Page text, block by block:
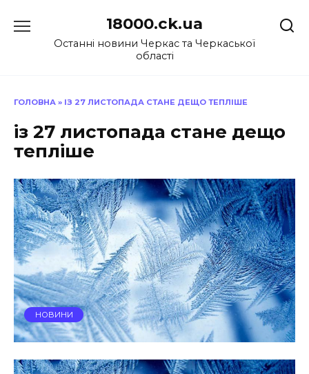
до
18000.ck.ua
Останні новини Черкас та Черкаської
області
ГОЛОВНА » ІЗ 27 ЛИСТОПАДА СТАНЕ ДЕЩО ТЕПЛІШЕ
із 27 листопада стане дещо
тепліше
НОВИНИ